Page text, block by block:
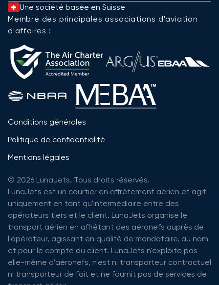
Une société basée en Suisse
Membre des principales associations d'aviation
d'affaires :
Conditions générales
Politique de confidentialité
Mentions légales
© 2026 LunaJets. Tous droits réservés.
LunaJets est un courtier en affrètement aérien et agit
uniquement en tant qu'intermédiaire entre des
opérateurs tiers et le client. LunaJets organise le
transport aérien en affrétant des aéronefs auprès de
l'opérateur, agissant en qualité de mandataire, au nom
et pour le compte du client. LunaJets n'exploite pas
elle-même d'aéronefs, n'est ni transporteur contractuel
ni transporteur de fait et ne fournit pas de services de